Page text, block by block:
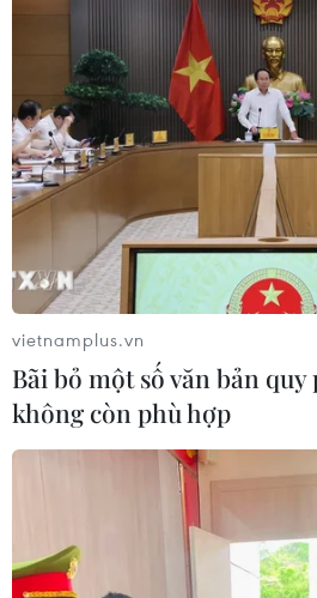
gần 200 nhu cầu công nghệ
nghệ, thiết bị phù hợp nhu
nghiệp.
Đặc biệt, Cục Ứng dụng và
đã hỗ trợ kết nối thành
hợp tác và chuyển giao
chức trong và ngoài nước
500 tỷ đồng.../.
vietnamplus.vn
Bãi bỏ một số văn bản
không còn phù hợp